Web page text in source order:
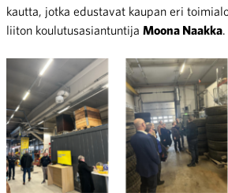
kautta, jotka edustavat kaupan eri
liiton koulutusasiantuntija Moona Naakka